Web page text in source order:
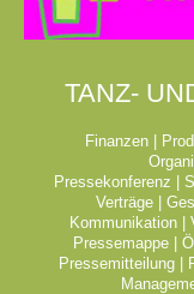
TANZ-
Finanzen |
Pressekonferenz |
Verträge |
Kommunikation |
Pressemappe |
Pressemitteilung |